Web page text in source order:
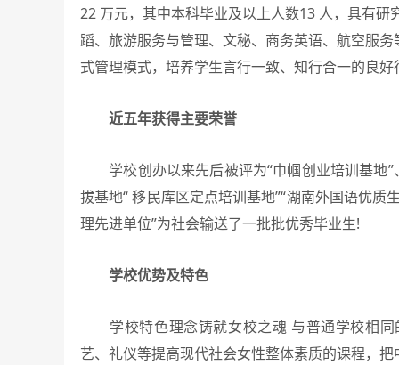
22 万元，其中本科毕业及以上人数13 人，具有
蹈、旅游服务与管理、文秘、商务英语、航空服
式管理模式，培养学生言行一致、知行合一的良好
近五年获得主要荣誉
学校创办以来先后被评为“巾帼创业培训基地”
拔基地“ 移民库区定点培训基地”“湖南外国语优质
理先进单位”为社会输送了一批批优秀毕业生!
学校优势及特色
学校特色理念铸就女校之魂 与普通学校相同
艺、礼仪等提高现代社会女性整体素质的课程，